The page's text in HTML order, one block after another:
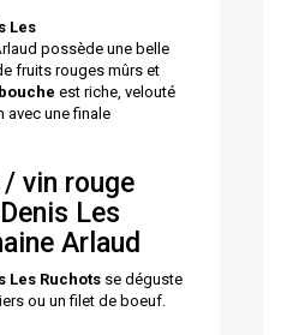
Les
possède une belle
fruits rouges mûrs et
bouche est riche, velouté
avec une finale
vin rouge
Les
Arlaud
Ruchotsse déguste
ou un filet de boeuf.